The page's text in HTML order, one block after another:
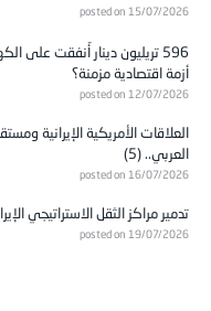
posted on 15/07/2026
596 تريليون دينار أُنفقت على
أزمة اقتصادية مزمنة؟
posted on 12/07/2026
العلاقات الأمريكية الإيرانية
العربي.. (5)
posted on 16/07/2026
تدمير مراكز الثقل الاستراتيجي
posted on 19/07/2026